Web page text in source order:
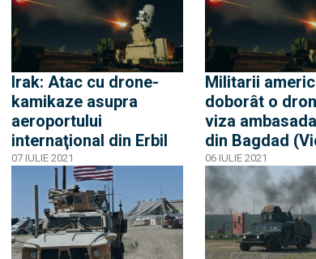
Irak: Atac cu drone-
kamikaze asupra
aeroportului
internaţional din Erbil
07 IULIE 2021
Militarii
doborât o
viza
din Bagdad
06 IULIE 2021